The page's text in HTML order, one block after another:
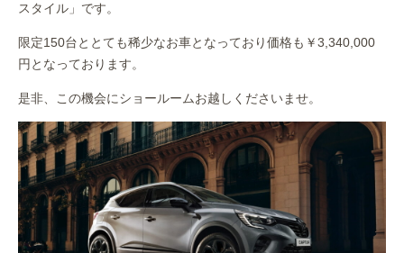
スタイル」です。
限定150台ととても稀少なお車となっており価格も￥3,340,000
円となっております。
是非、この機会にショールームお越しくださいませ。